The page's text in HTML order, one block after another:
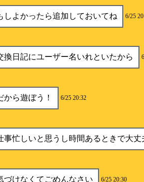
しよかったら追加しておいてね 6/25
換日記にユーザー名いれといたから
から遊ぼう！ 6/25 20:32
事忙しいと思うし時間あるときで大丈
づけなくてごめんなさい 6/25 20:30